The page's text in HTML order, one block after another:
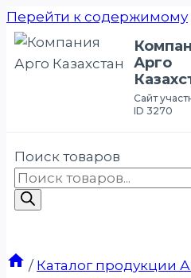
Перейти к содержимому
Арго
Сайт
ID 3270
Поиск товаров
/ Каталог продукции